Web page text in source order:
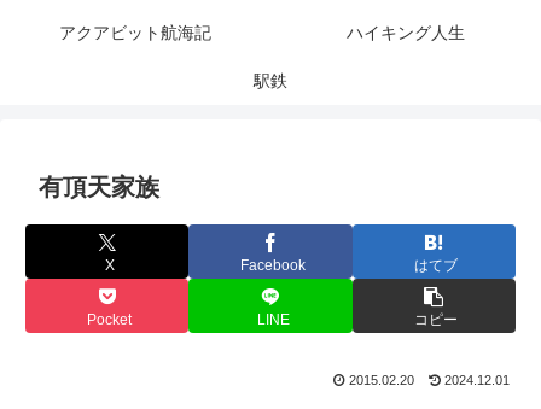
アクアビット航海記 ハイキング人生
駅鉄
有頂天家族
X Facebook はてブ
Pocket LINE コピー
2015.02.20 2024.12.01